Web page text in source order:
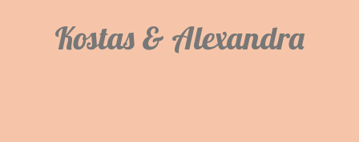
Kostas & Alexandra